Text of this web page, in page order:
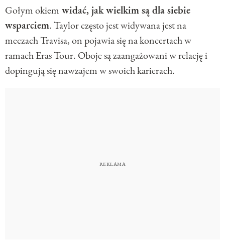
Gołym okiem widać, jak wielkim są dla siebie
wsparciem. Taylor często jest widywana jest na
meczach Travisa, on pojawia się na koncertach w
ramach Eras Tour. Oboje są zaangażowani w relację i
dopingują się nawzajem w swoich karierach.